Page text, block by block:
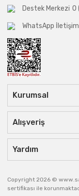
Destek Merkezi 0
WhatsApp İletişim
Kurumsal
Alışveriş
Yardım
Copyright 2026 ©
sertifikası ile